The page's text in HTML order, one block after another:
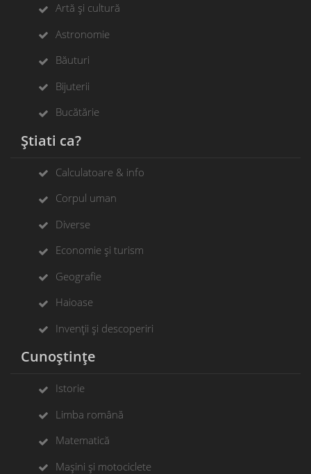
Artă și cultură
Astronomie
Băuturi
Bijuterii
Bucătărie
Știati ca?
Calculatoare & info
Corpul uman
Diverse
Economie și turism
Geografie
Haioase
Invenții și descoperiri
Cunoștințe
Istorie
Limba română
Matematică
Mașini și motociclete